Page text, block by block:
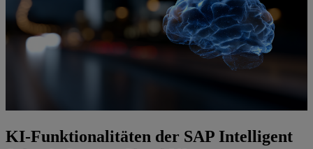
KI-Funktionalitäten der SAP Intelligent